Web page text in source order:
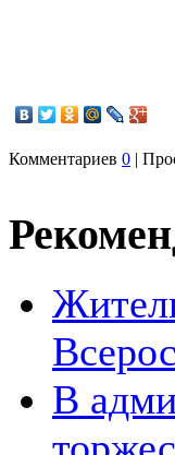
Комментариев 0 |
В